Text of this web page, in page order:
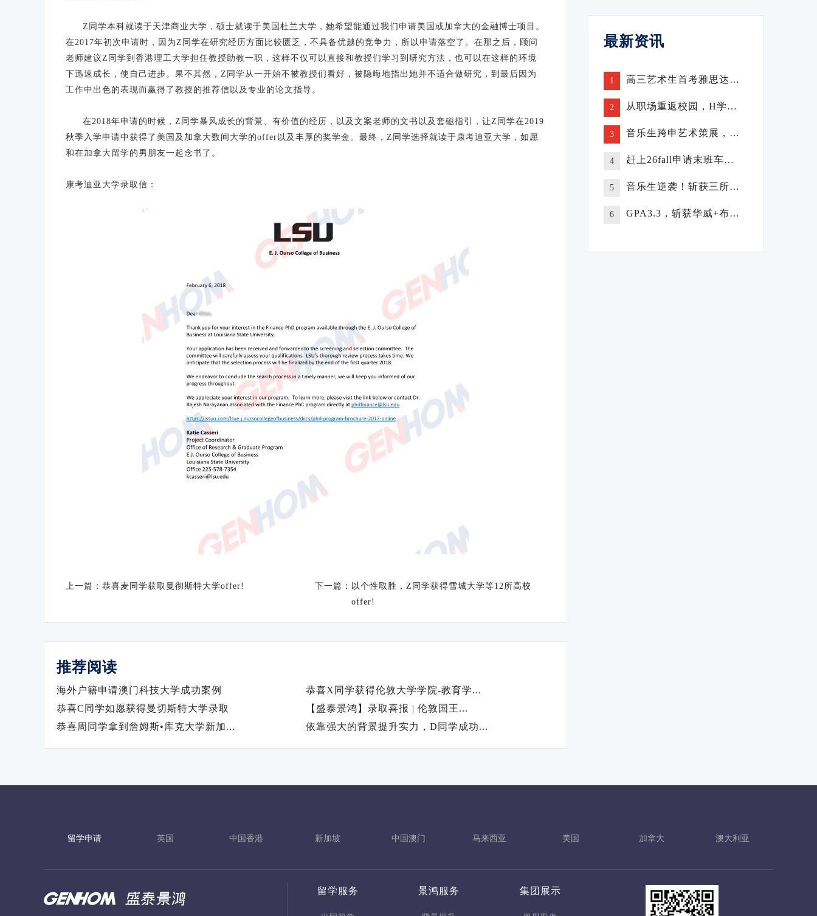
Z同学本科就读于天津商业大学，硕士就读于美国杜兰大学，她希望能通过我们申请美国或加拿大的金融博士项目。
在2017年初次申请时，因为Z同学在研究经历方面比较匮乏，不具备优越的竞争力，所以申请落空了。在那之后，顾问
老师建议Z同学到香港理工大学担任教授助教一职，这样不仅可以直接和教授们学习到研究方法，也可以在这样的环境
下迅速成长，使自己进步。果不其然，Z同学从一开始不被教授们看好，被隐晦地指出她并不适合做研究，到最后因为
工作中出色的表现而赢得了教授的推荐信以及专业的论文指导。
在2018年申请的时候，Z同学暴风成长的背景、有价值的经历，以及文案老师的文书以及套磁指引，让Z同学在2019
秋季入学申请中获得了美国及加拿大数间大学的offer以及丰厚的奖学金。最终，Z同学选择就读于康考迪亚大学，如愿
和在加拿大留学的男朋友一起念书了。
康考迪亚大学录取信：
上一篇： 恭喜麦同学获取曼彻斯特大学offer! 下一篇： 以个性取胜，Z同学获得雪城大学等12所高校
offer!
推荐阅读
海外户籍申请澳门科技大学成功案例
恭喜X同学获得伦敦大学学院-教育学...
恭喜C同学如愿获得曼切斯特大学录取
【盛泰景鸿】录取喜报 | 伦敦国王...
恭喜周同学拿到詹姆斯•库克大学新加...
依靠强大的背景提升实力，D同学成功...
最新资讯
1 高三艺术生首考雅思达标，从3.5到5.5仅用了一个寒假！
2 从职场重返校园，H学员喜获百强大学offer！
3 音乐生跨申艺术策展，斩获悉尼大学offer！
4 赶上26fall申请末班车，211学员获港大录取
5 音乐生逆袭！斩获三所百强大学offer！
6 GPA3.3，斩获华威+布里斯托大学offer
留学申请 英国 中国香港 新加坡 中国澳门 马来西亚 美国 加拿大 澳大利亚
留学服务 景鸿服务 集团展示